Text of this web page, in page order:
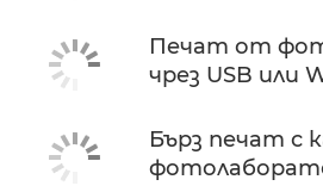
Печат от
чрез USB или
Бърз печат с